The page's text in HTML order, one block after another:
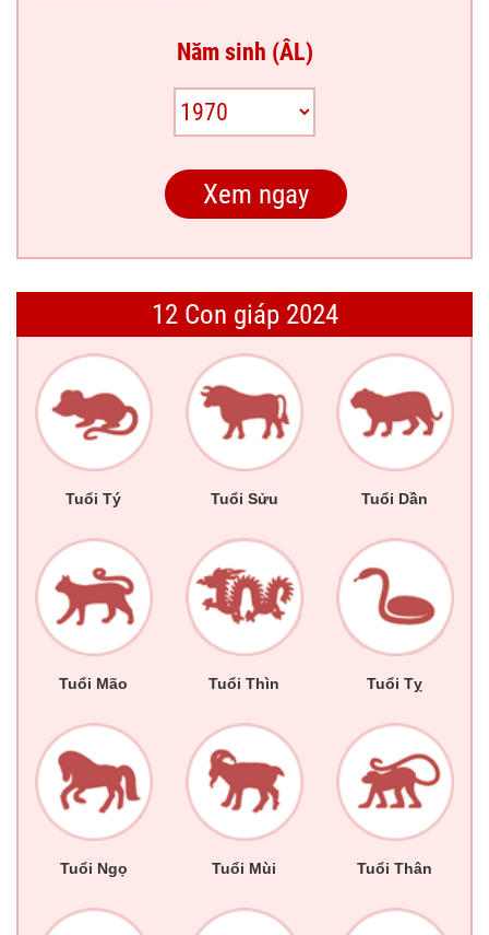
Năm sinh (ÂL)
12 Con giáp 2024
Tuổi Tý Tuổi Sửu Tuổi Dần
Tuổi Mão Tuổi Thìn Tuổi Tỵ
Tuổi Ngọ Tuổi Mùi Tuổi Thân